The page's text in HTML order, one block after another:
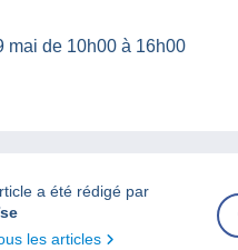
mai de 10h00 à 16h00
a été rédigé par
les articles